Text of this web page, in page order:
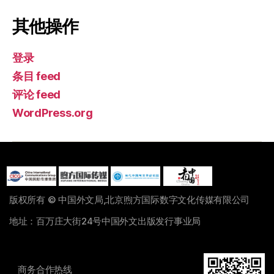
其他操作
登录
条目 feed
评论 feed
WordPress.org
版权所有 © 中国外文局,北京煦方国际数字文化传媒有限公司
地址：百万庄大街24号中国外文出版发行事业局
商务合作热线